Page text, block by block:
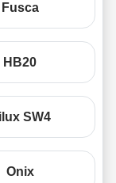
Fusca
HB20
SW4
Onix